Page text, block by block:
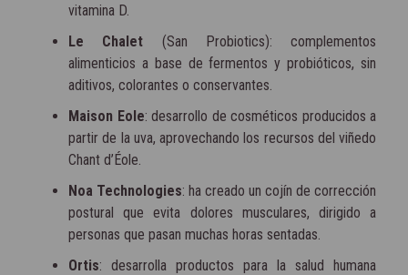
vitamina D.
Le Chalet (San Probiotics): complementos
alimenticios a base de fermentos y probióticos, sin
aditivos, colorantes o conservantes.
Maison Eole: desarrollo de cosméticos producidos a
partir de la uva, aprovechando los recursos del viñedo
Chant d’Éole.
Noa Technologies: ha creado un cojín de corrección
postural que evita dolores musculares, dirigido a
personas que pasan muchas horas sentadas.
Ortis: desarrolla productos para la salud humana